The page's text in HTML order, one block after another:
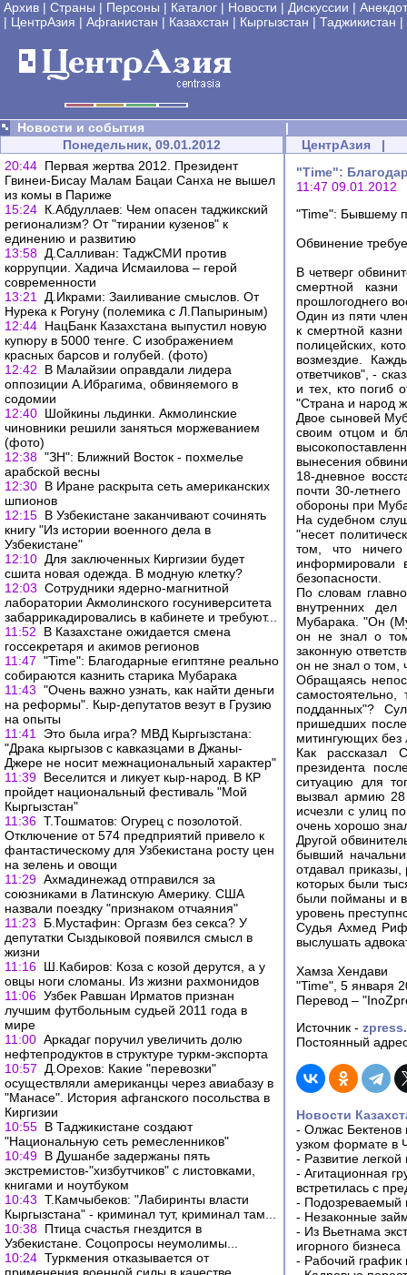
Архив | Страны | Персоны | Каталог | Новости | Дискуссии |
| ЦентрАзия | Афганистан | Казахстан | Кыргызстан | Таджикистан |
Новости и события
|
Понедельник, 09.01.2012
20:44 Первая жертва 2012. Президент
Гвинеи-Бисау Малам Бацаи Санха не вышел
из комы в Париже
15:24 К.Абдуллаев: Чем опасен таджикский
регионализм? От "тирании кузенов" к
единению и развитию
13:58 Д.Салливан: ТаджСМИ против
коррупции. Хадича Исмаилова – герой
современности
13:21
Д.Икрами: Заиливание смыслов. От
Нурека к Рогуну (полемика с Л.Папыриным)
12:44 НацБанк Казахстана выпустил новую
купюру в 5000 тенге. С изображением
красных барсов и голубей. (фото)
12:42
В Малайзии оправдали лидера
оппозиции А.Ибрагима, обвиняемого в
содомии
12:40 Шойкины льдинки. Акмолинские
чиновники решили заняться моржеванием
(фото)
12:38 "ЗН": Ближний Восток - похмелье
арабской весны
12:30 В Иране раскрыта сеть американских
шпионов
12:15 В Узбекистане заканчивают сочинять
книгу "Из истории военного дела в
Узбекистане"
12:10 Для заключенных Киргизии будет
сшита новая одежда. В модную клетку?
12:03 Сотрудники ядерно-магнитной
лаборатории Акмолинского госуниверситета
забаррикадировались в кабинете и требуют...
11:52
В Казахстане ожидается смена
госсекретаря и акимов регионов
11:47 "Time": Благодарные египтяне реально
собираются казнить старика Мубарака
11:43 "Очень важно узнать, как найти деньги
на реформы". Кыр-депутатов везут в Грузию
на опыты
11:41
Это была игра? МВД Кыргызстана:
"Драка кыргызов с кавказцами в Джаны-
Джере не носит межнациональный характер"
11:39 Веселится и ликует кыр-народ. В КР
пройдет национальный фестиваль "Мой
Кыргызстан"
11:36 Т.Тошматов: Огурец с позолотой.
Отключение от 574 предприятий привело к
фантастическому для Узбекистана росту цен
на зелень и овощи
11:29 Ахмадинежад отправился за
союзниками в Латинскую Америку. США
назвали поездку "признаком отчаяния"
11:23
Б.Мустафин: Оргазм без секса? У
депутатки Сыздыковой появился смысл в
жизни
11:16 Ш.Кабиров: Коза с козой дерутся, а у
овцы ноги сломаны. Из жизни рахмонидов
11:06 Узбек Равшан Ирматов признан
лучшим футбольным судьей 2011 года в
мире
11:00 Аркадаг поручил увеличить долю
нефтепродуктов в структуре туркм-экспорта
10:57
Д.Орехов: Какие "перевозки"
осуществляли американцы через авиабазу в
"Манасе". История афганского посольства в
Киргизии
10:55 В Таджикистане создают
"Национальную сеть ремесленников"
10:49 В Душанбе задержаны пять
экстремистов-"хизбутчиков" с листовками,
книгами и ноутбуком
10:43 Т.Камчыбеков: "Лабиринты власти
Кыргызстана" - криминал тут, криминал там...
10:38 Птица счастья гнездится в
Узбекистане. Соцопросы неумолимы...
10:24 Туркмения отказывается от
ЦентрАзия |
"Time":
11:47 09.01.2012
"Time": Бывшему
Обвинение
В четверг
смертной
прошлогоднего
Один из пяти
к смертной
полицейских,
возмездие.
ответчиков", -
и тех, кто погиб
"Страна и народ
Двое сыновей
своим отцом и
вынесения
18-дневное
почти 30-
обороны при
На судебном
"несет
том, что
информировали
безопасности.
По словам
внутренних
Мубарака. "Он
он не знал о
законную
он не знал о том,
Обращаясь
подданных"?
пришедших
митингующих без
Как рассказал
президента
ситуацию для
вызвал армию 28
исчезли с улиц
очень хорошо
Другой
бывший
отдавал
которых были
были пойманы и
уровень
Судья Ахмед
выслушать
Хамза Хендави
"Time", 5 января
Перевод –
Источник -
Постоянный
Новости
- Олжас Бектенов
узком формате в
- Развитие
- Агитационная
встретилась с
- Подозреваемый
- Незаконные
- Из Вьетнама
игорного бизнеса
- Рабочий график